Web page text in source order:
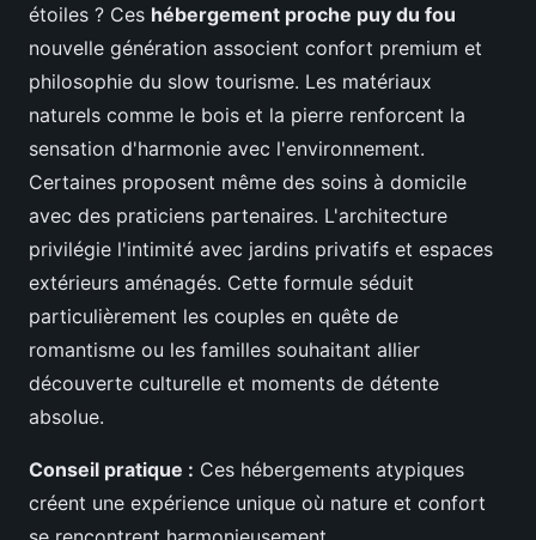
étoiles ? Ces hébergement proche puy du fou
nouvelle génération associent confort premium et
philosophie du slow tourisme. Les matériaux
naturels comme le bois et la pierre renforcent la
sensation d'harmonie avec l'environnement.
Certaines proposent même des soins à domicile
avec des praticiens partenaires. L'architecture
privilégie l'intimité avec jardins privatifs et espaces
extérieurs aménagés. Cette formule séduit
particulièrement les couples en quête de
romantisme ou les familles souhaitant allier
découverte culturelle et moments de détente
absolue.
Conseil pratique : Ces hébergements atypiques
créent une expérience unique où nature et confort